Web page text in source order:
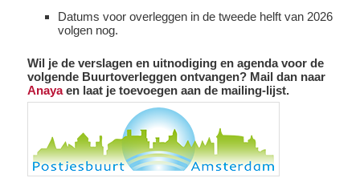
Datums voor overleggen in de tweede helft van 2026
volgen nog.
Wil je de verslagen en uitnodiging en agenda voor de
volgende Buurtoverleggen ontvangen? Mail dan naar
Anayaen laat je toevoegen aan de mailing-lijst.